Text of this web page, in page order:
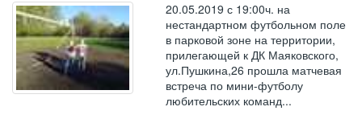
20.05.2019 с 19:00ч. на
нестандартном футбольном поле
в парковой зоне на территории,
прилегающей к ДК Маяковского,
ул.Пушкина,26 прошла матчевая
встреча по мини-футболу
любительских команд...